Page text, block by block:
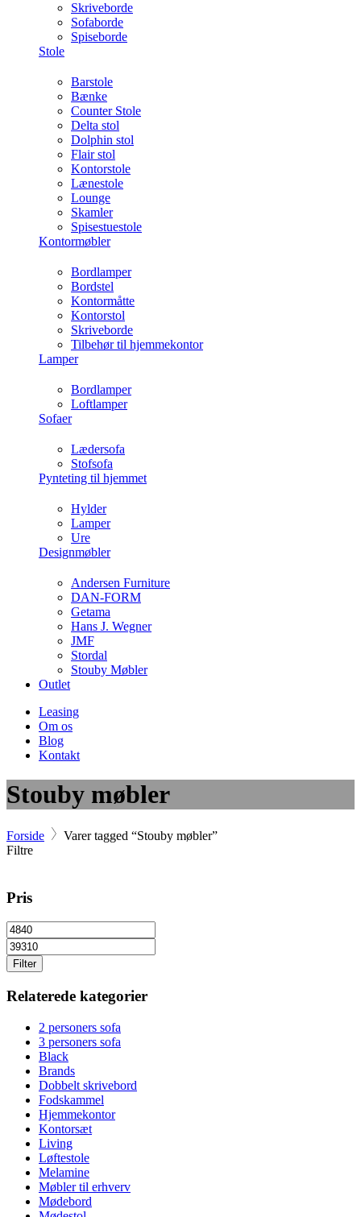
Skriveborde
Sofaborde
Spiseborde
Stole
Barstole
Bænke
Counter Stole
Delta stol
Dolphin stol
Flair stol
Kontorstole
Lænestole
Lounge
Skamler
Spisestuestole
Kontormøbler
Bordlamper
Bordstel
Kontormåtte
Kontorstol
Skriveborde
Tilbehør til hjemmekontor
Lamper
Bordlamper
Loftlamper
Sofaer
Lædersofa
Stofsofa
Pynteting til hjemmet
Hylder
Lamper
Ure
Designmøbler
Andersen Furniture
DAN-FORM
Getama
Hans J. Wegner
JMF
Stordal
Stouby Møbler
Outlet
Leasing
Om os
Blog
Kontakt
Stouby møbler
Forside
Varer tagged “Stouby møbler”
Filtre
Pris
Filter
Relaterede kategorier
2 personers sofa
3 personers sofa
Black
Brands
Dobbelt skrivebord
Fodskammel
Hjemmekontor
Kontorsæt
Living
Løftestole
Melamine
Møbler til erhverv
Mødebord